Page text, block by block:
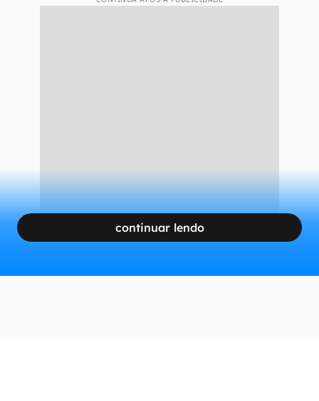
continuar lendo